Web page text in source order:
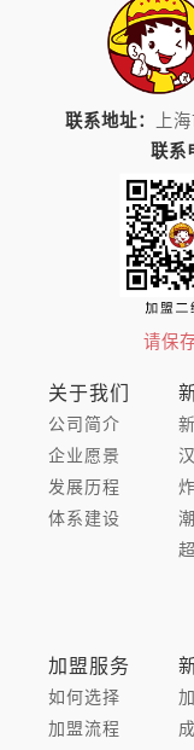
联系地址：
上
联系
请保
关于我们
公司简介
企业愿景
发展历程
体系建设
加盟服务
如何选择
加盟流程